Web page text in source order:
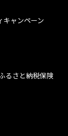
キャンペーン
るさと納税保険